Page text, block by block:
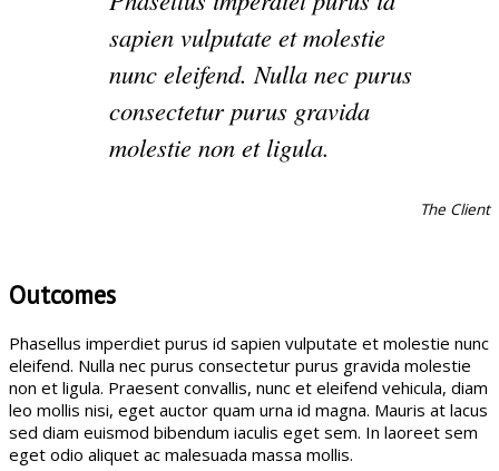
sapien vulputate et molestie
nunc eleifend. Nulla nec purus
consectetur purus gravida
molestie non et ligula.
The Client
Outcomes
Phasellus imperdiet purus id sapien vulputate et molestie nunc
eleifend. Nulla nec purus consectetur purus gravida molestie
non et ligula. Praesent convallis, nunc et eleifend vehicula, diam
leo mollis nisi, eget auctor quam urna id magna. Mauris at lacus
sed diam euismod bibendum iaculis eget sem. In laoreet sem
eget odio aliquet ac malesuada massa mollis.